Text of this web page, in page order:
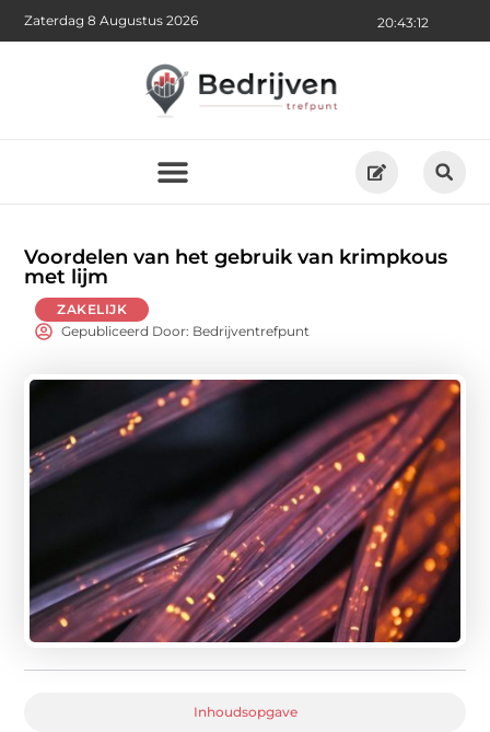
20:43:14
Zaterdag 8 Augustus 2026
Voordelen van het gebruik van krimpkous
met lijm
ZAKELIJK
Gepubliceerd Door: Bedrijventrefpunt
Inhoudsopgave